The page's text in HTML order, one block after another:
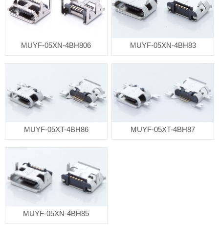
MUYF-05XN-4BH806 MUYF-05XN-4BH83
MUYF-05XT-4BH86 MUYF-05XT-4BH87
MUYF-05XN-4BH85